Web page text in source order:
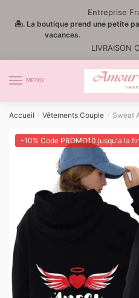
Entreprise
🏝️. La boutique prend une petite
vacances.
LIVRAISON
MENU
Accueil / Vêtements Couple / Sweat
-10% Code PROMO10 jusqu'a la